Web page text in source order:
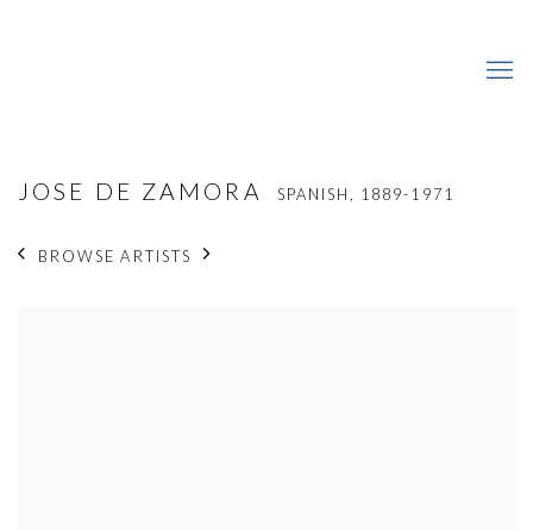
JOSE DE ZAMORA SPANISH, 1889-1971
BROWSE ARTISTS